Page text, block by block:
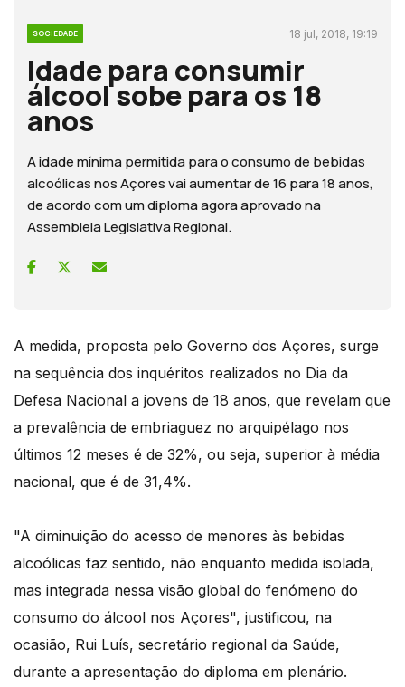
SOCIEDADE 18 jul, 2018, 19:19
Idade para consumir
álcool sobe para os 18
anos
A idade mínima permitida para o consumo de bebidas
alcoólicas nos Açores vai aumentar de 16 para 18 anos,
de acordo com um diploma agora aprovado na
Assembleia Legislativa Regional.
A medida, proposta pelo Governo dos Açores, surge
na sequência dos inquéritos realizados no Dia da
Defesa Nacional a jovens de 18 anos, que revelam que
a prevalência de embriaguez no arquipélago nos
últimos 12 meses é de 32%, ou seja, superior à média
nacional, que é de 31,4%.
"A diminuição do acesso de menores às bebidas
alcoólicas faz sentido, não enquanto medida isolada,
mas integrada nessa visão global do fenómeno do
consumo do álcool nos Açores", justificou, na
ocasião, Rui Luís, secretário regional da Saúde,
durante a apresentação do diploma em plenário.